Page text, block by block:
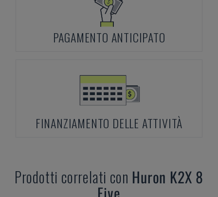
PAGAMENTO ANTICIPATO
FINANZIAMENTO DELLE ATTIVITÀ
Prodotti correlati con Huron K2X 8